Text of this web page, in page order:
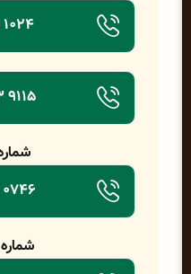
1024 6671 021
۹۱۱۵ ۶۶۷۳ ۰۲۱
0746 6671 021
شماره‌